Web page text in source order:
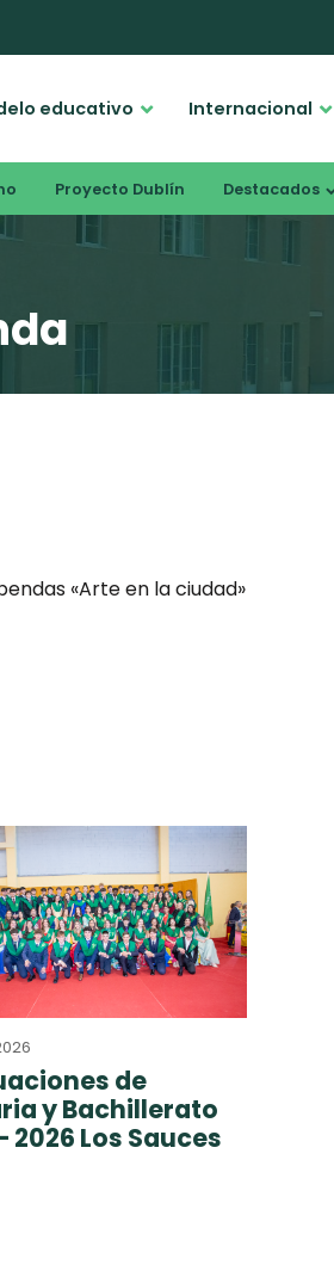
educativo Internacional
Proyecto Dublín Destacados
«Arte en la ciudad»
de
y Bachillerato
2026 Los Sauces